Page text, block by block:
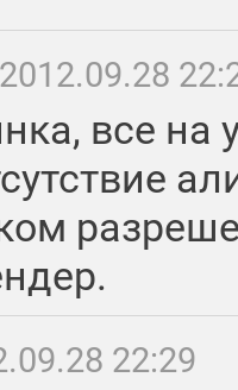
2012.09.28
все на
22:29